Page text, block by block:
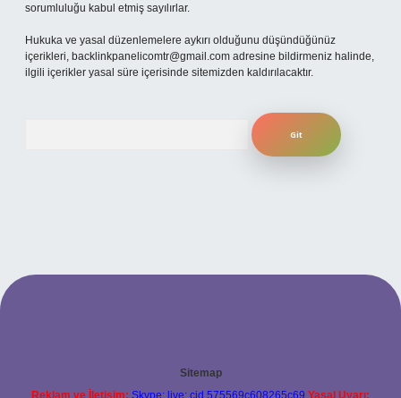
sorumluluğu kabul etmiş sayılırlar.
Hukuka ve yasal düzenlemelere aykırı olduğunu düşündüğünüz
içerikleri, backlinkpanelicomtr@gmail.com adresine bildirmeniz halinde,
ilgili içerikler yasal süre içerisinde sitemizden kaldırılacaktır.
Sitemap
Reklam ve İletişim: Skype: live:.cid.575569c608265c69 Yasal Uyarı: